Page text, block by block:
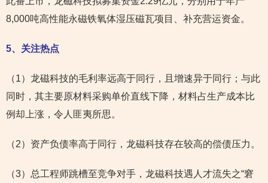
8,000吨高性能永磁铁氧体湿压磁瓦项目、补充营运资金。
5、关注热点
（1）龙磁科技的毛利率远高于同行，且增速异于同行；与此
同时，其主要原材料采购单价直线下降，材料占生产成本比
例却上涨，令人匪夷所思。
（2）资产负债率高于同行，龙磁科技存在较高的偿债压力。
（3）总工程师跳槽至竞争对手，龙磁科技遇人才流失之“窘